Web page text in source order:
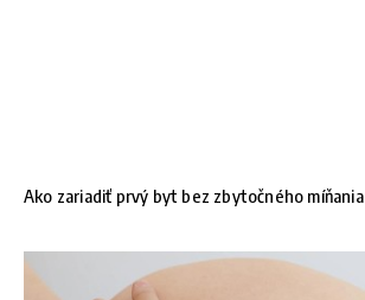
Ako zariadiť prvý byt bez zbytočného míňania